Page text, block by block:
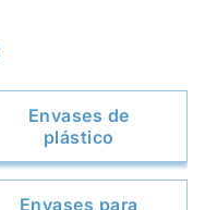
Envases de
plástico
Envases para